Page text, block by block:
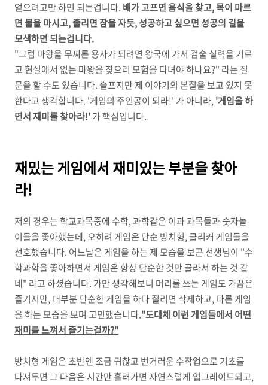
얻으려고만 하면 되는겁니다. 배가 고프면 음식을 찾고, 목이 마르
면 물을 마시고, 졸리면 잠을 자듯, 성공하고 싶으면 성공의 길을
모색하면 되는겁니다.
"그럼 마왕을 무찌른 용사가 되려면 왕국에 가서 검술 실력을 기르
고 현실에서 없는 마왕을 찾으러 모험을 다녀야 하나요?" 라는 질
문을 할 수도 있습니다. 슬프지만 제 이야기의 본질을 보고 있지 못
한다고 생각합니다. '게임의 주인공이 되라!' 가 아니라, '게임을 하
면서 재미를 찾아라!'가 핵심입니다.
재밌는 게임에서 재미있는 부분을 찾아
라!
저의 경우는 학교과목중에 수학, 과학같은 이과 과목들과 숫자놀
이들을 좋아했는데, 오히려 게임은 단순 방치형, 클리커 게임들을
선호했습니다. 어느날은 게임을 하는 제 모습을 보곤 선생님이 "수
학과학을 좋아하면서 게임은 항상 단순한 것만 골라서 하는 것 같
네" 라고 하셨습니다. 가만 생각해보니 머리를 쓰는 게임도 가끔은
즐기지만, 대부분 단순한 게임을 하다 질리면 삭제하고, 다른 게임
을 하는 모습을 보며 고민했습니다."도대체 이런 게임들에서 어떤
재미를 느껴서 즐기는걸까?"
방치형 게임은 초반엔 조금 귀찮고 번거러운 수작업으로 기초를
다져두면 그 다음은 시간만 흘러가면 자연스럽게 업그레이드되고,